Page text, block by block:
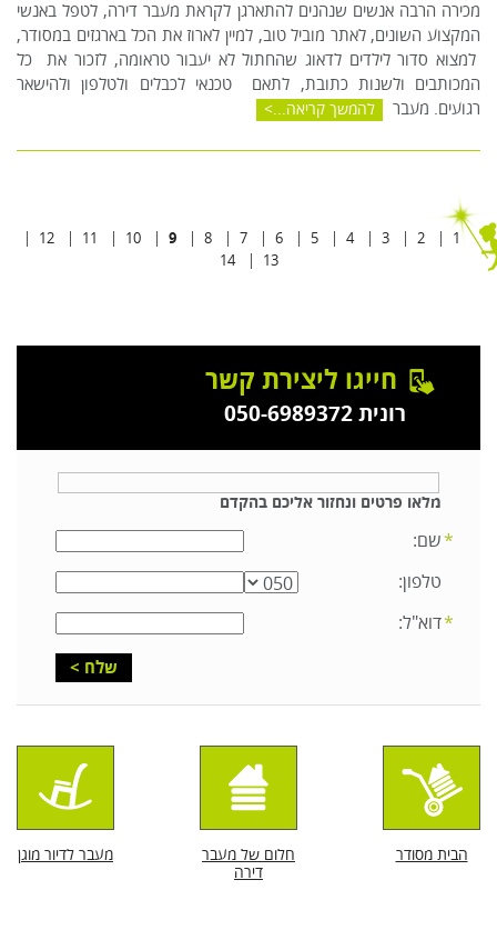
מכירה הרבה אנשים שנהנים להתארגן לקראת מעבר דירה, לטפל באנשי
המקצוע השונים, לאתר מוביל טוב, למיין לארוז את הכל בארגזים במסודר,
למצוא סדור לילדים לדאוג שהחתול לא יעבור טראומה, לזכור את כל
המכותבים ולשנות כתובת, לתאם טכנאי לכבלים ולטלפון ולהישאר
רגועים. מעבר
להמשך קריאה...
1
2
3
4
5
6
7
8
9
10
11
12
13
14
חייגו ליצירת קשר
רונית 050-6989372
מלאו פרטים ונחזור אליכם בהקדם
שם:
טלפון:
דוא"ל:
הבית מסודר
חלום של מעבר
דירה
מעבר לדיור מוגן